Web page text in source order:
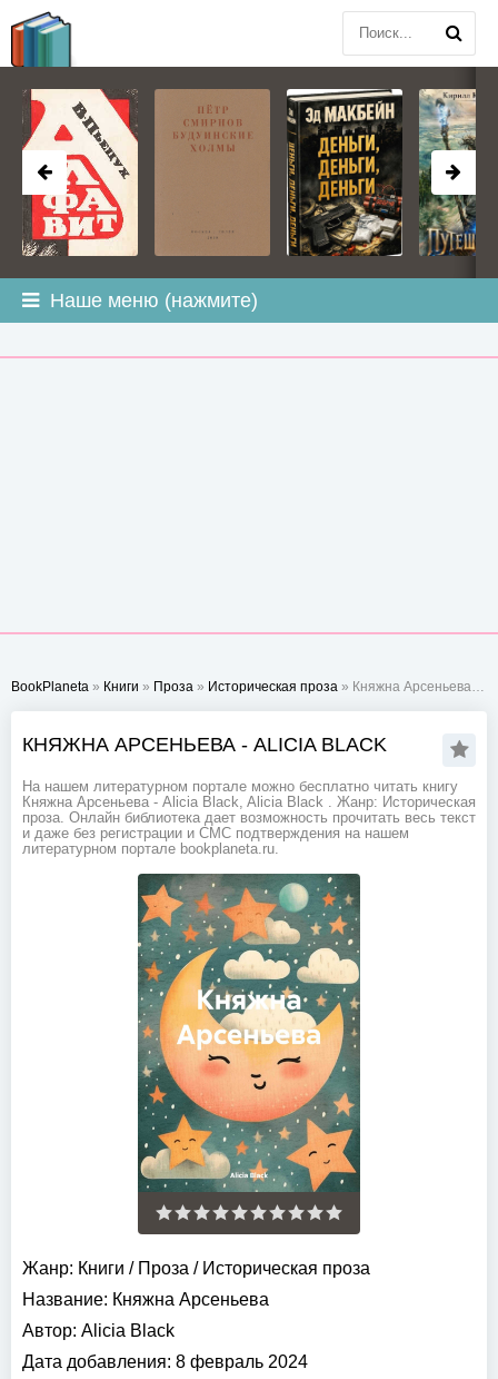
Наше меню (нажмите)
BookPlaneta » Книги » Проза » Историческая проза » Княжна Арсеньева - Alicia Black
КНЯЖНА АРСЕНЬЕВА - ALICIA BLACK
На нашем литературном портале можно бесплатно читать книгу
Княжна Арсеньева - Alicia Black, Alicia Black . Жанр: Историческая
проза. Онлайн библиотека дает возможность прочитать весь текст
и даже без регистрации и СМС подтверждения на нашем
литературном портале bookplaneta.ru.
Жанр: Книги / Проза / Историческая проза
Название: Княжна Арсеньева
Автор: Alicia Black
Дата добавления: 8 февраль 2024
BOOKPLANETA.COM